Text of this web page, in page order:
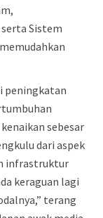
Sistem
peningkatan
sebesar
dari aspek
infrastruktur
keraguan lagi
terang